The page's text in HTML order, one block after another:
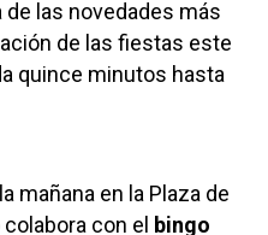
de las novedades más
de las fiestas este
quince minutos hasta
mañana en la Plaza de
con el bingo